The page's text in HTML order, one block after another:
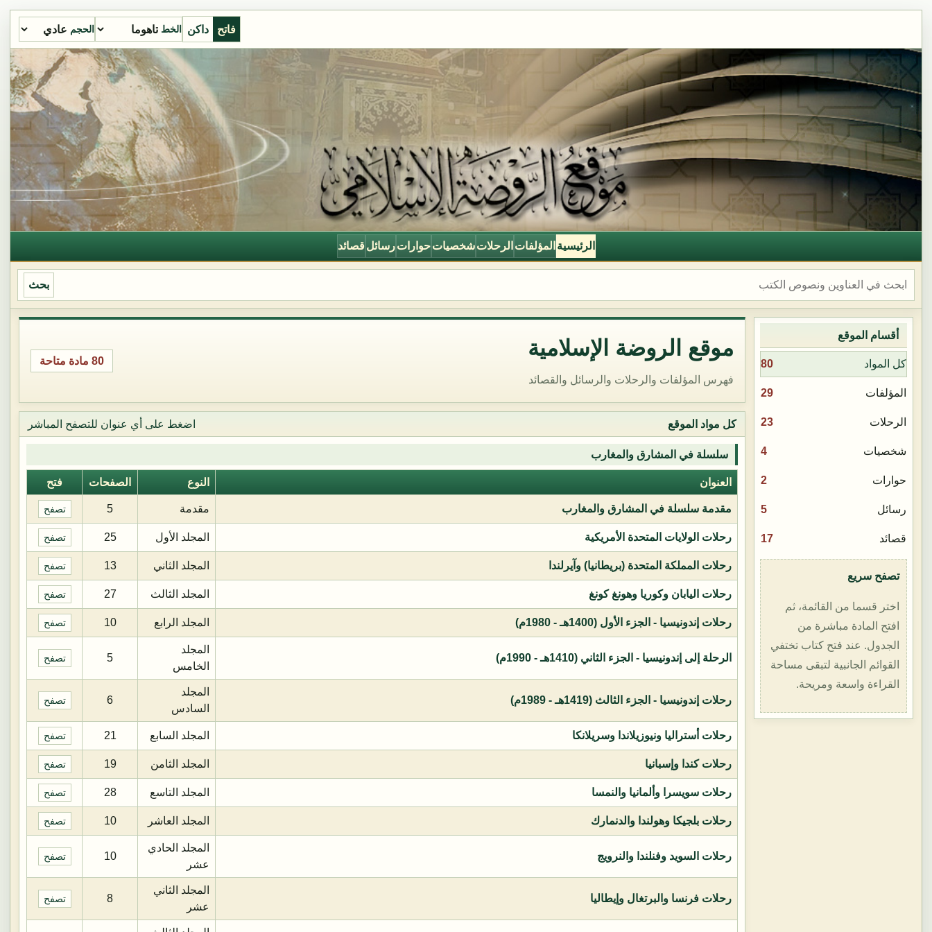
فاتح داكن الخط الحجم
الرئيسية المؤلفات الرحلات شخصيات حوارات رسائل قصائد
بحث
أقسام الموقع
كل المواد 80
المؤلفات 29
الرحلات 23
شخصيات 4
حوارات 2
رسائل 5
قصائد 17
تصفح سريع
اختر قسما من القائمة، ثم
افتح المادة مباشرة من
الجدول. عند فتح كتاب تختفي
القوائم الجانبية لتبقى مساحة
القراءة واسعة ومريحة.
موقع الروضة الإسلامية
فهرس المؤلفات والرحلات والرسائل والقصائد
80 مادة متاحة
كل مواد الموقع اضغط على أي عنوان للتصفح المباشر
سلسلة في المشارق والمغارب
العنوان النوع الصفحات فتح
مقدمة سلسلة في المشارق والمغارب مقدمة 5 تصفح
رحلات الولايات المتحدة الأمريكية المجلد الأول 25 تصفح
رحلات المملكة المتحدة (بريطانيا) وآيرلندا المجلد الثاني 13 تصفح
رحلات اليابان وكوريا وهونغ كونغ المجلد الثالث 27 تصفح
رحلات إندونيسيا - الجزء الأول (1400هـ - 1980م) المجلد الرابع 10 تصفح
الرحلة إلى إندونيسيا - الجزء الثاني (1410هـ - 1990م)
المجلد
الخامس
5 تصفح
رحلات إندونيسيا - الجزء الثالث (1419هـ - 1989م)
المجلد
السادس
6 تصفح
رحلات أستراليا ونيوزيلاندا وسريلانكا المجلد السابع 21 تصفح
رحلات كندا وإسبانيا المجلد الثامن 19 تصفح
رحلات سويسرا وألمانيا والنمسا المجلد التاسع 28 تصفح
رحلات بلجيكا وهولندا والدنمارك المجلد العاشر 10 تصفح
رحلات السويد وفنلندا والنرويج
المجلد الحادي
عشر
10 تصفح
رحلات فرنسا والبرتغال وإيطاليا
المجلد الثاني
عشر
8 تصفح